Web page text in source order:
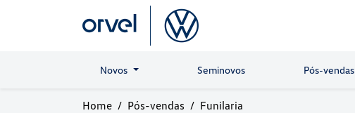
Novos Seminovos Pós-vendas
Home Pós-vendas Funilaria